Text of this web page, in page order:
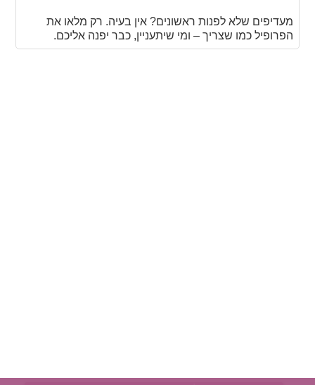
מעדיפים שלא לפנות ראשונים? אין בעיה. רק מלאו את
הפרופיל כמו שצריך – ומי שיתעניין, כבר יפנה אליכם.